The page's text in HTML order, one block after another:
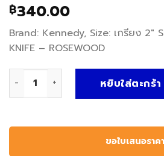
฿340.00
Brand: Kennedy, Size: เกรียง 2″
KNIFE – ROSEWOOD
หยิบใส่ตะกร้า
ขอใบเสนอราคา